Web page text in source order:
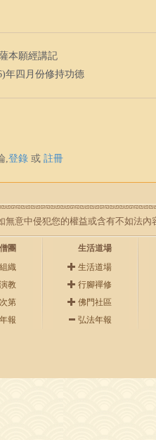
本願經講記
年四月份修持功德
,登錄 或 註冊
意中侵犯您的權益或含有不如法內
團
織
教
第
報
生活道場
生活道場
行腳禪修
佛門社區
弘法年報